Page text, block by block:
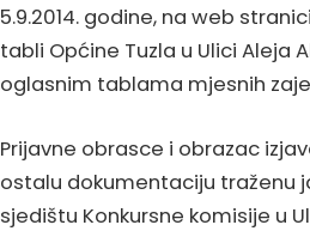
5.9.2014. godine, na web
tabli Općine Tuzla u Ulici Aleja
oglasnim tablama mjesnih
Prijavne obrasce i obrazac
ostalu dokumentaciju traženu
sjedištu Konkursne komisije u